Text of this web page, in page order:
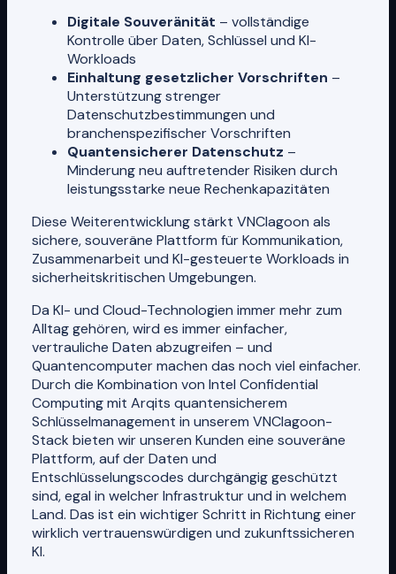
Digitale Souveränität – vollständige
Kontrolle über Daten, Schlüssel und KI-
Workloads
Einhaltung gesetzlicher Vorschriften –
Unterstützung strenger
Datenschutzbestimmungen und
branchenspezifischer Vorschriften
Quantensicherer Datenschutz –
Minderung neu auftretender Risiken durch
leistungsstarke neue Rechenkapazitäten
Diese Weiterentwicklung stärkt VNClagoon als
sichere, souveräne Plattform für Kommunikation,
Zusammenarbeit und KI-gesteuerte Workloads in
sicherheitskritischen Umgebungen.
Da KI- und Cloud-Technologien immer mehr zum
Alltag gehören, wird es immer einfacher,
vertrauliche Daten abzugreifen – und
Quantencomputer machen das noch viel einfacher.
Durch die Kombination von Intel Confidential
Computing mit Arqits quantensicherem
Schlüsselmanagement in unserem VNClagoon-
Stack bieten wir unseren Kunden eine souveräne
Plattform, auf der Daten und
Entschlüsselungscodes durchgängig geschützt
sind, egal in welcher Infrastruktur und in welchem
Land. Das ist ein wichtiger Schritt in Richtung einer
wirklich vertrauenswürdigen und zukunftssicheren
KI.